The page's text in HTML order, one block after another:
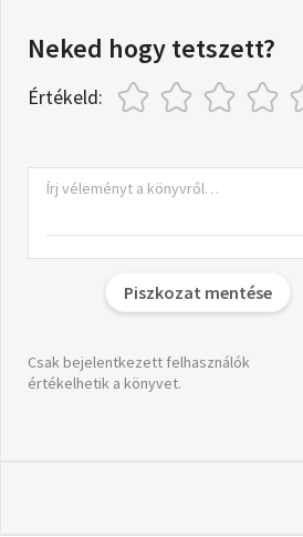
Neked hogy tetszett?
Értékeld:
Piszkozat mentése
Csak bejelentkezett felhasználók
értékelhetik a könyvet.